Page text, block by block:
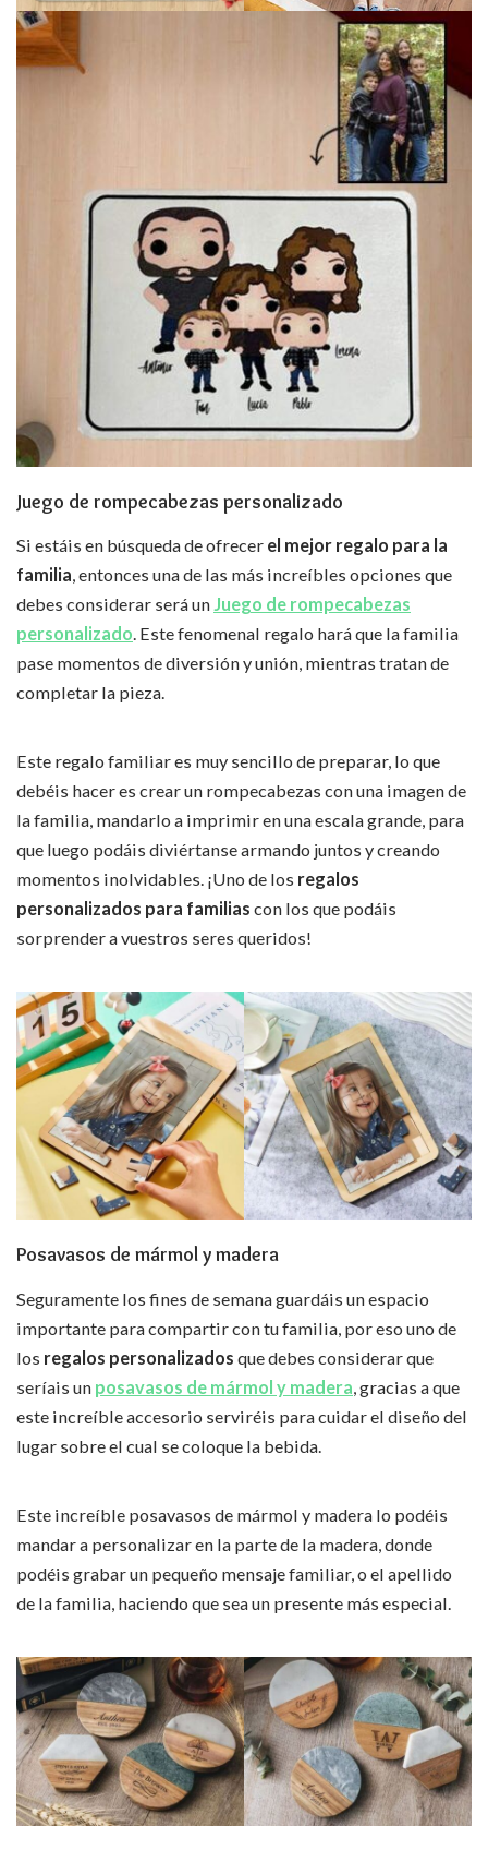
Juego de rompecabezas personalizado
Si estáis en búsqueda de ofrecer el mejor regalo para la
familia, entonces una de las más increíbles opciones que
debes considerar será un Juego de rompecabezas
personalizado. Este fenomenal regalo hará que la familia
pase momentos de diversión y unión, mientras tratan de
completar la pieza.
Este regalo familiar es muy sencillo de preparar, lo que
debéis hacer es crear un rompecabezas con una imagen de
la familia, mandarlo a imprimir en una escala grande, para
que luego podáis diviértanse armando juntos y creando
momentos inolvidables. ¡Uno de los regalos
personalizados para familias con los que podáis
sorprender a vuestros seres queridos!
Posavasos de mármol y madera
Seguramente los fines de semana guardáis un espacio
importante para compartir con tu familia, por eso uno de
los regalos personalizados que debes considerar que
seríais un posavasos de mármol y madera , gracias a que
este increíble accesorio serviréis para cuidar el diseño del
lugar sobre el cual se coloque la bebida.
Este increíble posavasos de mármol y madera lo podéis
mandar a personalizar en la parte de la madera, donde
podéis grabar un pequeño mensaje familiar, o el apellido
de la familia, haciendo que sea un presente más especial.